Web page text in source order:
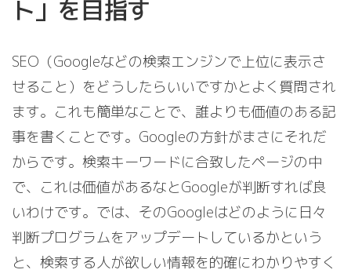
ト」を目指す
SEO（Googleなどの検索エンジンで上位に表示さ
せること）をどうしたらいいですかとよく質問され
ます。これも簡単なことで、誰よりも価値のある記
事を書くことです。Googleの方針がまさにそれだ
からです。検索キーワードに合致したページの中
で、これは価値があるなとGoogleが判断すれば良
いわけです。では、そのGoogleはどのように日々
判断プログラムをアップデートしているかという
と、検索する人が欲しい情報を的確にわかりやすく